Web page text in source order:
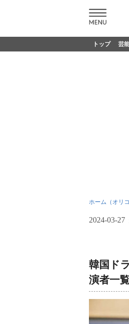
トップ 芸
ホーム（オリ
2024-03-27
韓国ド
演者一